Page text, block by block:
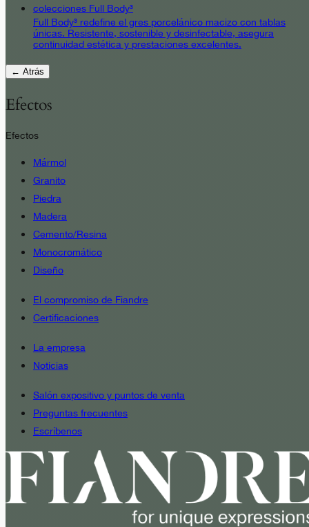
colecciones Full Body³
Full Body³ redefine el gres porcelánico macizo con tablas
únicas. Resistente, sostenible y desinfectable, asegura
continuidad estética y prestaciones excelentes.
← Atrás
Efectos
Efectos
Mármol
Granito
Piedra
Madera
Cemento/Resina
Monocromático
Diseño
El compromiso de Fiandre
Certificaciones
La empresa
Noticias
Salón expositivo y puntos de venta
Preguntas frecuentes
Escríbenos